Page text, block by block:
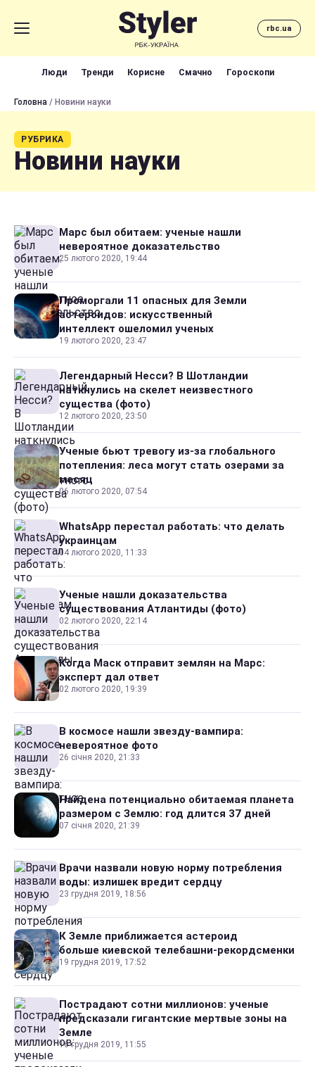
rbc.ua
Люди Тренди Корисне Смачно Гороскопи
Головна / Новини науки
РУБРИКА
Новини науки
Марс был обитаем: ученые нашли
невероятное доказательство
25 лютого 2020, 19:44
Проморгали 11 опасных для Земли
астероидов: искусственный
интеллект ошеломил ученых
19 лютого 2020, 23:47
Легендарный Несси? В Шотландии
наткнулись на скелет неизвестного
существа (фото)
12 лютого 2020, 23:50
Ученые бьют тревогу из-за глобального
потепления: леса могут стать озерами за
месяц
06 лютого 2020, 07:54
WhatsApp перестал работать: что делать
украинцам
04 лютого 2020, 11:33
Ученые нашли доказательства
существования Атлантиды (фото)
02 лютого 2020, 22:14
Когда Маск отправит землян на Марс:
эксперт дал ответ
02 лютого 2020, 19:39
В космосе нашли звезду-вампира:
невероятное фото
26 січня 2020, 21:33
Найдена потенциально обитаемая планета
размером с Землю: год длится 37 дней
07 січня 2020, 21:39
Врачи назвали новую норму потребления
воды: излишек вредит сердцу
23 грудня 2019, 18:56
К Земле приближается астероид
больше киевской телебашни-рекордсменки
19 грудня 2019, 17:52
Пострадают сотни миллионов: ученые
предсказали гигантские мертвые зоны на
Земле
16 грудня 2019, 11:55